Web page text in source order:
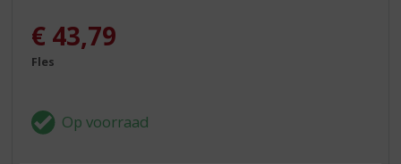
€ 43,79
Fles